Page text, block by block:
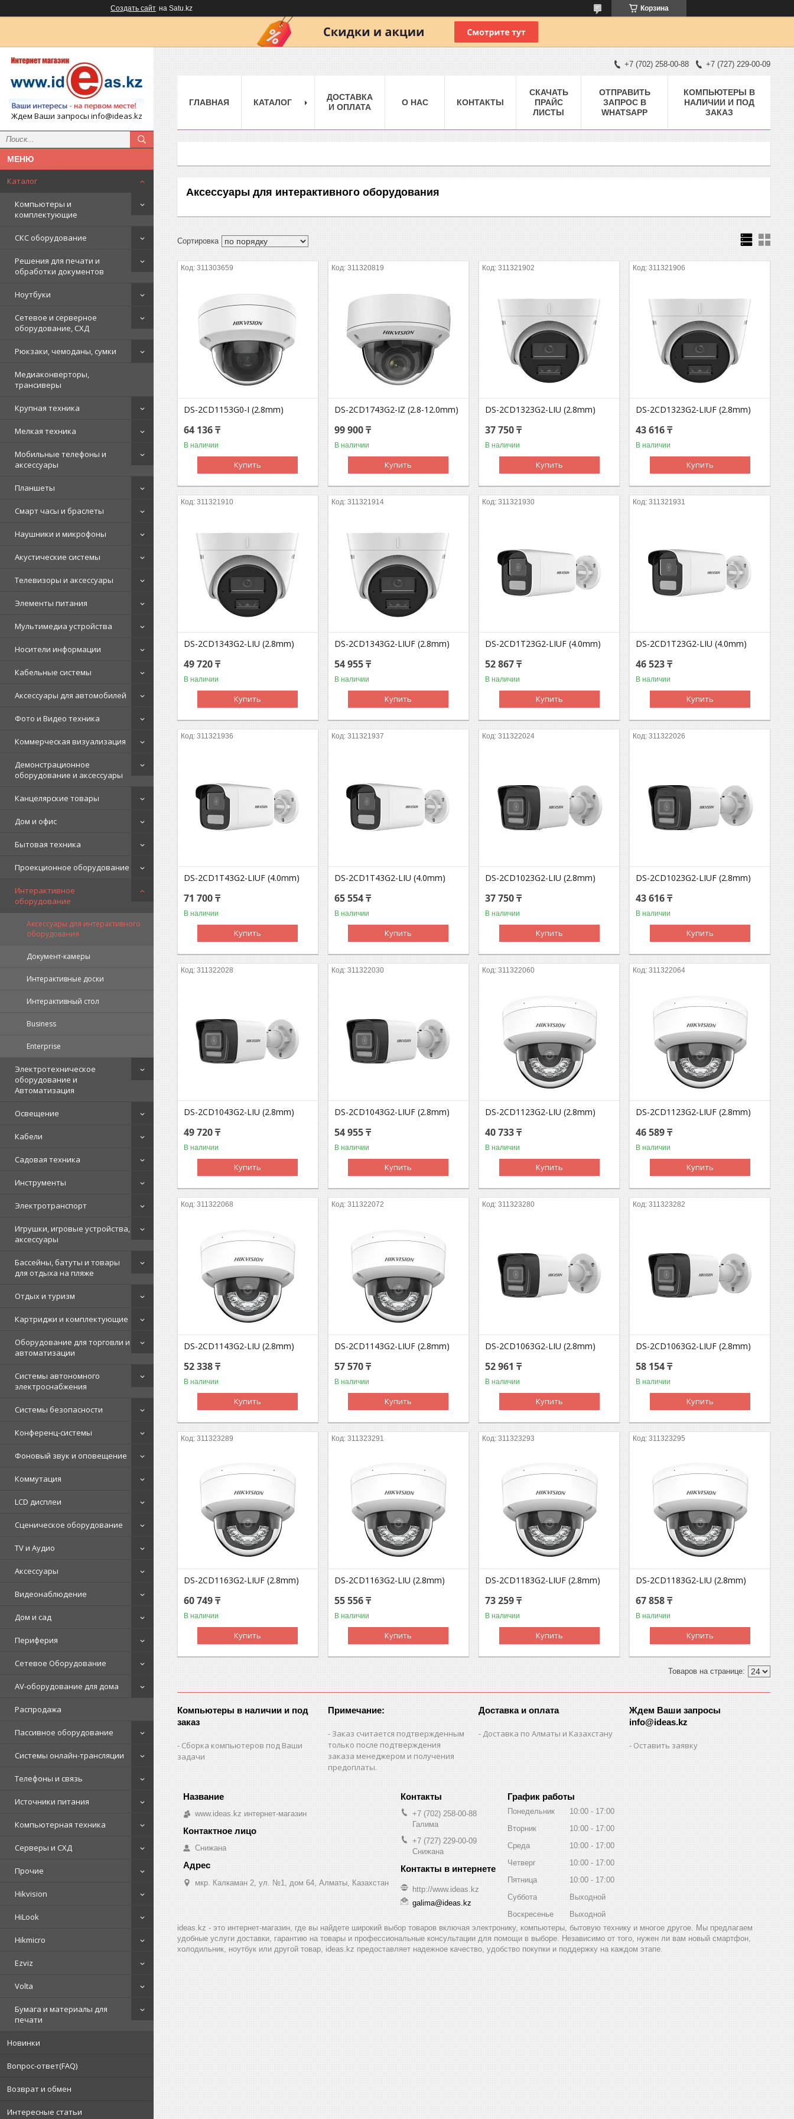
Создать сайт на Satu.kz Корзина
Ждем Ваши запросы info@ideas.kz
Каталог
Компьютеры и
комплектующие
СКС оборудование
Решения для печати и
обработки документов
Ноутбуки
Сетевое и серверное
оборудование, СХД
Рюкзаки, чемоданы, сумки
Медиаконверторы,
трансиверы
Крупная техника
Мелкая техника
Мобильные телефоны и
аксессуары
Планшеты
Смарт часы и браслеты
Наушники и микрофоны
Акустические системы
Телевизоры и аксессуары
Элементы питания
Мультимедиа устройства
Носители информации
Кабельные системы
Аксессуары для автомобилей
Фото и Видео техника
Коммерческая визуализация
Демонстрационное
оборудование и аксессуары
Канцелярские товары
Дом и офис
Бытовая техника
Проекционное оборудование
Интерактивное
оборудование
Аксессуары для интерактивного
оборудования
Документ-камеры
Интерактивные доски
Интерактивный стол
Business
Enterprise
Электротехническое
оборудование и
Автоматизация
Освещение
Кабели
Садовая техника
Инструменты
Электротранспорт
Игрушки, игровые устройства,
аксессуары
Бассейны, батуты и товары
для отдыха на пляже
Отдых и туризм
Картриджи и комплектующие
Оборудование для торговли и
автоматизации
Системы автономного
электроснабжения
Системы безопасности
Конференц-системы
Фоновый звук и оповещение
Коммутация
LCD дисплеи
Сценическое оборудование
TV и Аудио
Аксессуары
Видеонаблюдение
Дом и сад
Периферия
Сетевое Оборудование
AV-оборудование для дома
Распродажа
Пассивное оборудование
Системы онлайн-трансляции
Телефоны и связь
Источники питания
Компьютерная техника
Серверы и СХД
Прочие
Hikvision
HiLook
Hikmicro
Ezviz
Volta
Бумага и материалы для
печати
Новинки
Вопрос-ответ(FAQ)
Возврат и обмен
Интересные статьи
+7 (702) 258-00-88 +7 (727) 229-00-09
ГЛАВНАЯ КАТАЛОГ
ДОСТАВКА
И ОПЛАТА
О НАС КОНТАКТЫ
СКАЧАТЬ
ПРАЙС
ЛИСТЫ
ОТПРАВИТЬ
ЗАПРОС В
WHATSAPP
КОМПЬЮТЕРЫ В
НАЛИЧИИ И ПОД
ЗАКАЗ
Аксессуары для интерактивного оборудования
311303659
DS-2CD1153G0-I (2.8mm)
64 136 ₸
В наличии
Купить
311320819
DS-2CD1743G2-IZ (2.8-12.0mm)
99 900 ₸
В наличии
Купить
311321902
DS-2CD1323G2-LIU (2.8mm)
37 750 ₸
В наличии
Купить
311321906
DS-2CD1323G2-LIUF (2.8mm)
43 616 ₸
В наличии
Купить
311321910
DS-2CD1343G2-LIU (2.8mm)
49 720 ₸
В наличии
Купить
311321914
DS-2CD1343G2-LIUF (2.8mm)
54 955 ₸
В наличии
Купить
311321930
DS-2CD1T23G2-LIUF (4.0mm)
52 867 ₸
В наличии
Купить
311321931
DS-2CD1T23G2-LIU (4.0mm)
46 523 ₸
В наличии
Купить
311321936
DS-2CD1T43G2-LIUF (4.0mm)
71 700 ₸
В наличии
Купить
311321937
DS-2CD1T43G2-LIU (4.0mm)
65 554 ₸
В наличии
Купить
311322024
DS-2CD1023G2-LIU (2.8mm)
37 750 ₸
В наличии
Купить
311322026
DS-2CD1023G2-LIUF (2.8mm)
43 616 ₸
В наличии
Купить
311322028
DS-2CD1043G2-LIU (2.8mm)
49 720 ₸
В наличии
Купить
311322030
DS-2CD1043G2-LIUF (2.8mm)
54 955 ₸
В наличии
Купить
311322060
DS-2CD1123G2-LIU (2.8mm)
40 733 ₸
В наличии
Купить
311322064
DS-2CD1123G2-LIUF (2.8mm)
46 589 ₸
В наличии
Купить
311322068
DS-2CD1143G2-LIU (2.8mm)
52 338 ₸
В наличии
Купить
311322072
DS-2CD1143G2-LIUF (2.8mm)
57 570 ₸
В наличии
Купить
311323280
DS-2CD1063G2-LIU (2.8mm)
52 961 ₸
В наличии
Купить
311323282
DS-2CD1063G2-LIUF (2.8mm)
58 154 ₸
В наличии
Купить
311323289
DS-2CD1163G2-LIUF (2.8mm)
60 749 ₸
В наличии
Купить
311323291
DS-2CD1163G2-LIU (2.8mm)
55 556 ₸
В наличии
Купить
311323293
DS-2CD1183G2-LIUF (2.8mm)
73 259 ₸
В наличии
Купить
311323295
DS-2CD1183G2-LIU (2.8mm)
67 858 ₸
В наличии
Купить
Компьютеры в наличии и под
заказ
Сборка компьютеров под Ваши
задачи
Примечание:
Заказ считается подтвержденным
только после подтверждения
заказа менеджером и получения
предоплаты.
Доставка и оплата
Доставка по Алматы и Казахстану
Ждем Ваши запросы
info@ideas.kz
Оставить заявку
www.ideas.kz интернет-магазин
Снижана
мкр. Калкаман 2, ул. №1, дом 64, Алматы, Казахстан
+7 (702) 258-00-88
Галима
+7 (727) 229-00-09
Снижана
http://www.ideas.kz
galima@ideas.kz
График работы
Понедельник 10:00
17:00
Вторник
10:00
17:00
Среда
10:00
17:00
Четверг
10:00
17:00
Пятница
10:00
17:00
Суббота
Выходной
Воскресенье
Выходной
ideas.kz - это интернет-магазин, где вы найдете широкий выбор товаров включая электронику, компьютеры, бытовую технику и многое другое. Мы предлагаем
удобные услуги доставки, гарантию на товары и профессиональные консультации для помощи в выборе. Независимо от того, нужен ли вам новый смартфон,
холодильник, ноутбук или другой товар, ideas.kz предоставляет надежное качество, удобство покупки и поддержку на каждом этапе.